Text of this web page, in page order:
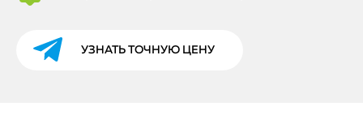
УЗНАТЬ ТОЧНУЮ ЦЕНУ